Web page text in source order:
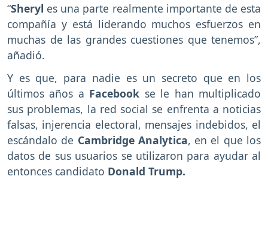
“Sheryl es una parte realmente importante de esta
compañía y está liderando muchos esfuerzos en
muchas de las grandes cuestiones que tenemos”,
añadió.
Y es que, para nadie es un secreto que en los
últimos años a Facebook se le han multiplicado
sus problemas, la red social se enfrenta a noticias
falsas, injerencia electoral, mensajes indebidos, el
escándalo de Cambridge Analytica, en el que los
datos de sus usuarios se utilizaron para ayudar al
entonces candidato Donald Trump.